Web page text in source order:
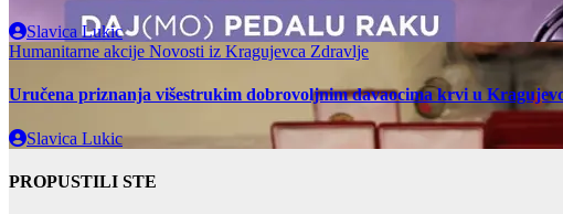
Slavica Lukic
Humanitarne akcije Novosti iz Kragujevca Zdravlje
Uručena priznanja višestrukim dobrovoljnim davaocima krvi u
Slavica Lukic
PROPUSTILI STE